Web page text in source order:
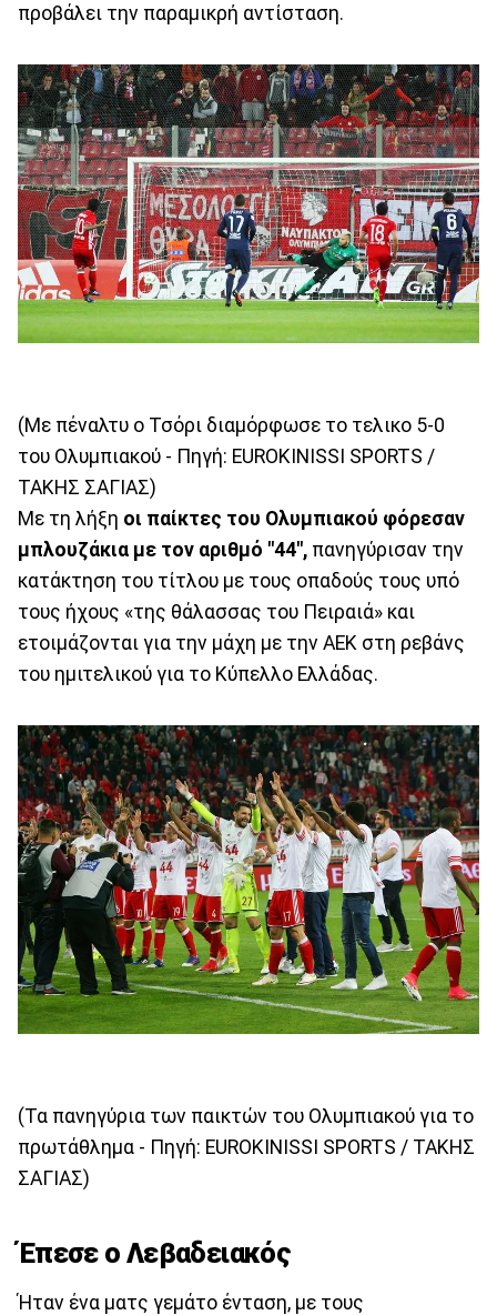
προβάλει την παραμικρή αντίσταση.
(Με πέναλτυ ο Τσόρι διαμόρφωσε το τελικο 5-0
του Ολυμπιακού - Πηγή: EUROKINISSI SPORTS /
ΤΑΚΗΣ ΣΑΓΙΑΣ)
Με τη λήξη οι παίκτες του Ολυμπιακού φόρεσαν
μπλουζάκια με τον αριθμό "44", πανηγύρισαν την
κατάκτηση του τίτλου με τους οπαδούς τους υπό
τους ήχους «της θάλασσας του Πειραιά» και
ετοιμάζονται για την μάχη με την ΑΕΚ στη ρεβάνς
του ημιτελικού για το Κύπελλο Ελλάδας.
(Τα πανηγύρια των παικτών του Ολυμπιακού για το
πρωτάθλημα - Πηγή: EUROKINISSI SPORTS / ΤΑΚΗΣ
ΣΑΓΙΑΣ)
Έπεσε ο Λεβαδειακός
Ήταν ένα ματς γεμάτο ένταση, με τους